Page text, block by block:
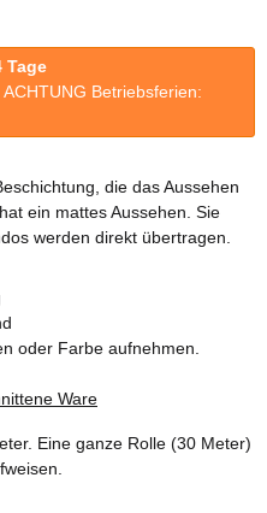
Tage
Betriebsferien:
die das Aussehen
ein mattes Aussehen. Sie
werden direkt übertragen.
oder Farbe aufnehmen.
Ware
Eine ganze Rolle (30 Meter)